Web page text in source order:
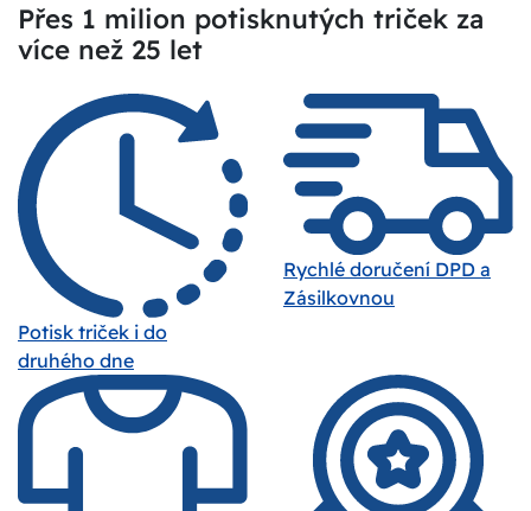
Přes 1 milion potisknutých triček za
více než 25 let
Potisk triček i do
druhého dne
Rychlé doručení DPD a
Zásilkovnou